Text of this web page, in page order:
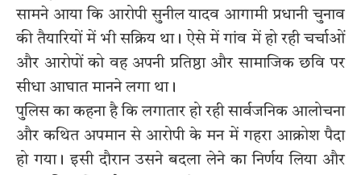
सामने आया कि आरोपी सुनील यादव आगामी प्रधानी चुनाव
की तैयारियों में भी सक्रिय था। ऐसे में गांव में हो रही चर्चाओं
और आरोपों को वह अपनी प्रतिष्ठा और सामाजिक छवि पर
सीधा आघात मानने लगा था।
पुलिस का कहना है कि लगातार हो रही सार्वजनिक आलोचना
और कथित अपमान से आरोपी के मन में गहरा आक्रोश पैदा
हो गया। इसी दौरान उसने बदला लेने का निर्णय लिया और